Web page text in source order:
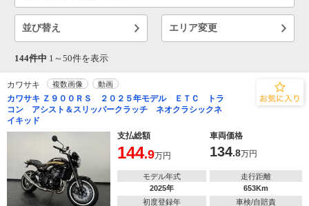
並び替え エリア変更
144件中 1～ 50件を表示
カワサキ 複数画像 動画
カワサキ Ｚ９００ＲＳ ２０２５年モデル ＥＴＣ トラ
コン アシスト＆スリッパークラッチ ネオクラシックネ
イキッド
支払総額
車両価格
144.9万円 134.8万円
モデル年式
2025年
走行距離
653Km
初度登録年
車検/自賠責